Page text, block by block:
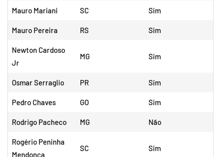
Mauro Mariani SC Sim
Mauro Pereira RS Sim
Newton Cardoso
Jr
MG Sim
Osmar Serraglio PR Sim
Pedro Chaves GO Sim
Rodrigo Pacheco MG Não
Rogério Peninha
Mendonça
SC Sim